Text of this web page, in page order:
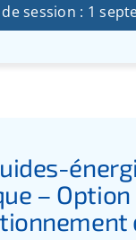
session : 1
– Option